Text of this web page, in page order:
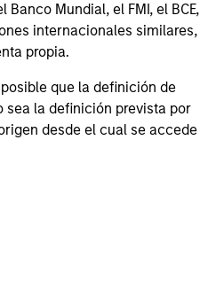
Mundial, el FMI, el BCE,
internacionales similares,
propia.
que la definición de
sea la definición prevista por
desde el cual se accede
of French
of Five Assets
Management, through
by Morgan Stanley